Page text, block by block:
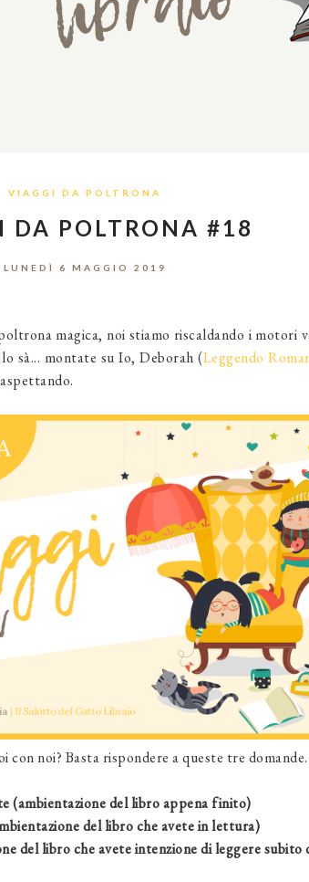
VIAGGI DA POLTRONA
DA POLTRONA #18
LUNEDÌ 6 MAGGIO 2019
magica, noi stiamo riscaldando i motori
sà... montate su Io, Deborah (Leggendo
con noi? Basta rispondere a queste tre domande.
(ambientazione del libro appena finito)
del libro che avete in lettura)
del libro che avete intenzione di leggere subito